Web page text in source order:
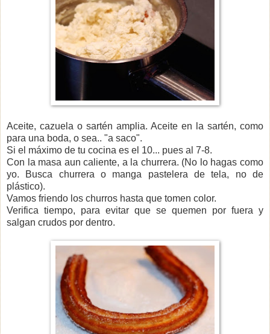
Aceite, cazuela o sartén amplia. Aceite en la sartén, como
para una boda, o sea.. "a saco".
Si el máximo de tu cocina es el 10... pues al 7-8.
Con la masa aun caliente, a la churrera. (No lo hagas como
yo. Busca churrera o manga pastelera de tela, no de
plástico).
Vamos friendo los churros hasta que tomen color.
Verifica tiempo, para evitar que se quemen por fuera y
salgan crudos por dentro.